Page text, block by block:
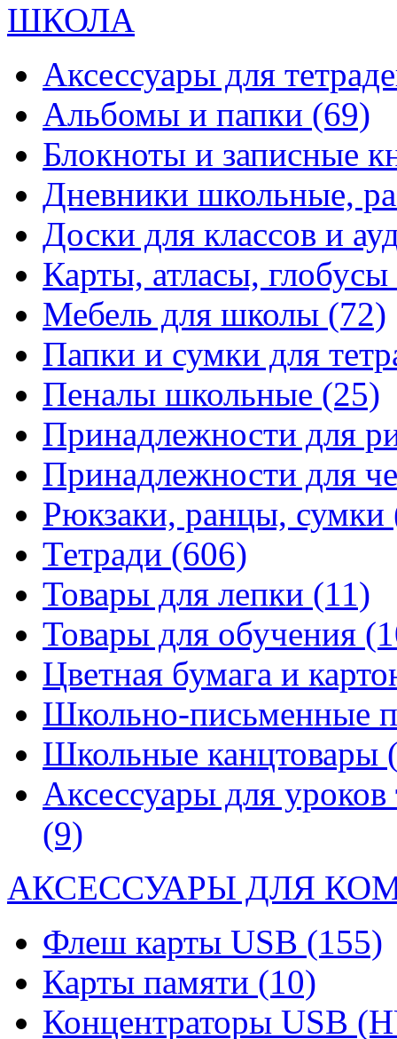
ШКОЛА
Аксессуары для
Альбомы и папки (69)
Блокноты и записные
Дневники школьные,
Доски для классов и
Карты, атласы, глобусы
Мебель для школы (72)
Папки и сумки для
Пеналы школьные (25)
Принадлежности для
Принадлежности для
Рюкзаки, ранцы, сумки
Тетради (606)
Товары для лепки (11)
Товары для обучения
Цветная бумага и
Школьно-письменные
Школьные канцтовары
Аксессуары для уроков
(9)
АКСЕССУАРЫ ДЛЯ
Флеш карты USB (155)
Карты памяти (10)
Концентраторы USB